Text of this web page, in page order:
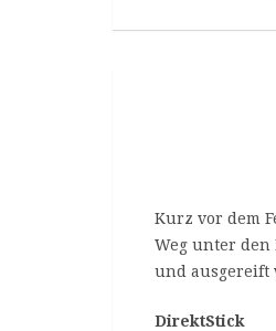
Kurz vor dem
Weg unter den
und ausgereift
DirektStick